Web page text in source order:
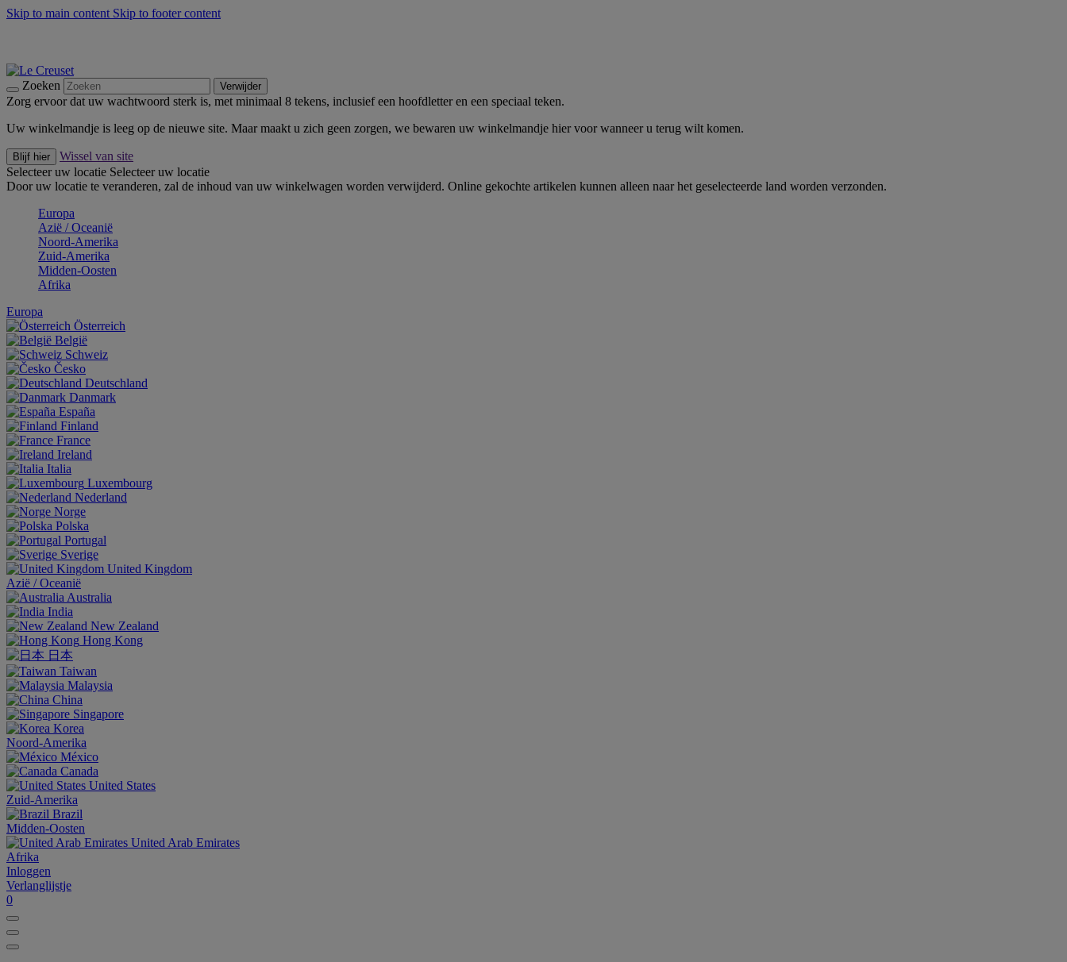
Skip to main content Skip to footer content
Zoeken Verwijder
Zorg ervoor dat uw wachtwoord sterk is, met minimaal 8 tekens, inclusief een hoofdletter en een speciaal teken.
Uw winkelmandje is leeg op de nieuwe site. Maar maakt u zich geen zorgen, we bewaren uw winkelmandje hier voor wanneer u terug wilt komen.
Blijf hier
Wissel van site
Selecteer uw locatie Selecteer uw locatie
Door uw locatie te veranderen, zal de inhoud van uw winkelwagen worden verwijderd. Online gekochte artikelen kunnen alleen naar het geselecteerde land worden verzonden.
Europa
Aziё / Oceaniё
Noord-Amerika
Zuid-Amerika
Midden-Oosten
Afrika
Europa
Österreich
België
Schweiz
Česko
Deutschland
Danmark
España
Finland
France
Ireland
Italia
Luxembourg
Nederland
Norge
Polska
Portugal
Sverige
United Kingdom
Aziё / Oceaniё
Australia
India
New Zealand
Hong Kong
日本
Taiwan
Malaysia
China
Singapore
Korea
Noord-Amerika
México
Canada
United States
Zuid-Amerika
Brazil
Midden-Oosten
United Arab Emirates
Afrika
Inloggen
Verlanglijstje
0